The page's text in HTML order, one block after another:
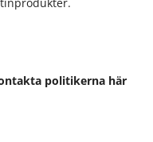
politikerna här